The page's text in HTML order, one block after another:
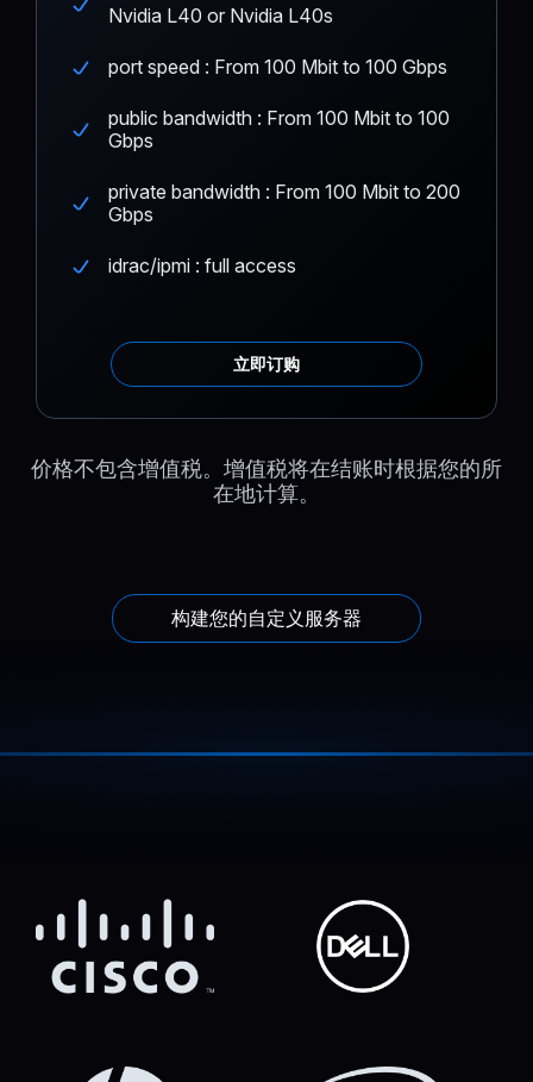
Nvidia L40 or Nvidia L40s
port speed : From 100 Mbit to 100 Gbps
public bandwidth : From 100 Mbit to 100
Gbps
private bandwidth : From 100 Mbit to 200
Gbps
idrac/ipmi : full access
立即订购
价格不包含增值税。增值税将在结账时根据您的所
在地计算。
构建您的自定义服务器